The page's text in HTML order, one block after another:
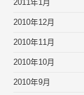
2011年1月
2010年12月
2010年11月
2010年10月
2010年9月